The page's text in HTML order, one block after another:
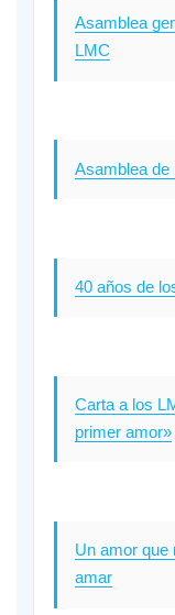
Asamblea
LMC
Asamblea
40 años de
Carta a los
primer amor»
Un amor que
amar